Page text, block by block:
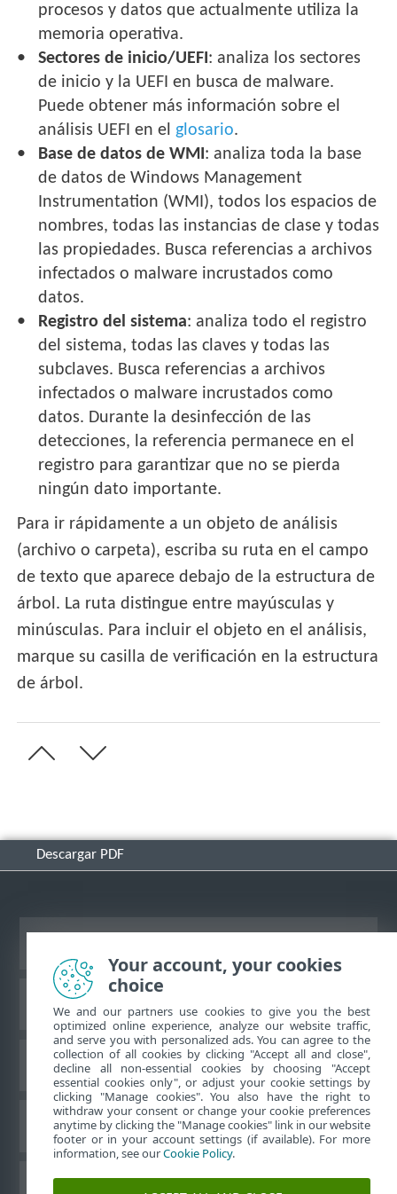
procesos y datos que actualmente utiliza la
memoria operativa.
Sectores de inicio/UEFI : analiza los sectores
de inicio y la UEFI en busca de malware.
Puede obtener más información sobre el
análisis UEFI en el glosario.
Base de datos de WMI : analiza toda la base
de datos de Windows Management
Instrumentation (WMI), todos los espacios de
nombres, todas las instancias de clase y todas
las propiedades. Busca referencias a archivos
infectados o malware incrustados como
datos.
Registro del sistema: analiza todo el registro
del sistema, todas las claves y todas las
subclaves. Busca referencias a archivos
infectados o malware incrustados como
datos. Durante la desinfección de las
detecciones, la referencia permanece en el
registro para garantizar que no se pierda
ningún dato importante.
Para ir rápidamente a un objeto de análisis
(archivo o carpeta), escriba su ruta en el campo
de texto que aparece debajo de la estructura de
árbol. La ruta distingue entre mayúsculas y
minúsculas. Para incluir el objeto en el análisis,
marque su casilla de verificación en la estructura
de árbol.
Descargar PDF
Base de conocimiento de ESET
Foro de ESET
Soporte técnico regional
Your account, your cookies
choice
We and our partners use cookies to give you the best
optimized online experience, analyze our website traffic,
and serve you with personalized ads. You can agree to the
collection of all cookies by clicking "Accept all and close",
decline all non-essential cookies by choosing "Accept
essential cookies only", or adjust your cookie settings by
clicking "Manage cookies". You also have the right to
withdraw your consent or change your cookie preferences
anytime by clicking the "Manage cookies" link in our website
footer or in your account settings (if available). For more
information, see ourCookie Policy.